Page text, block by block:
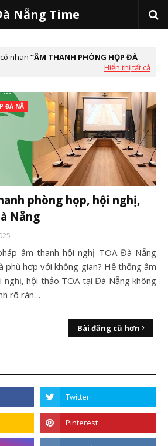
Nẵng Time
nhãn ÂM THANH PHÒNG HỌP ĐÀ
Hiển thị tất cả
ĐÀ NẴ
phòng họp, hội nghị,
Nẵng
âm thanh hội nghị TOA Đà Nẵng
phù hợp với không gian? Hệ thống âm
nghị, hội thảo TOA tại Đà Nẵng không
rõ ràn…
Bài đăng cũ hơn